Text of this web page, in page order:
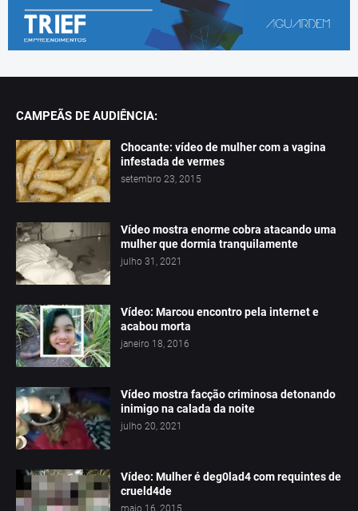
CAMPEÃS DE AUDIÊNCIA:
Chocante: vídeo de mulher com a vagina
infestada de vermes
setembro 23, 2015
Vídeo mostra enorme cobra atacando uma
mulher que dormia tranquilamente
julho 31, 2021
Vídeo: Marcou encontro pela internet e
acabou morta
janeiro 18, 2016
Vídeo mostra facção criminosa detonando
inimigo na calada da noite
julho 20, 2021
Vídeo: Mulher é deg0lad4 com requintes de
crueld4de
maio 16, 2015